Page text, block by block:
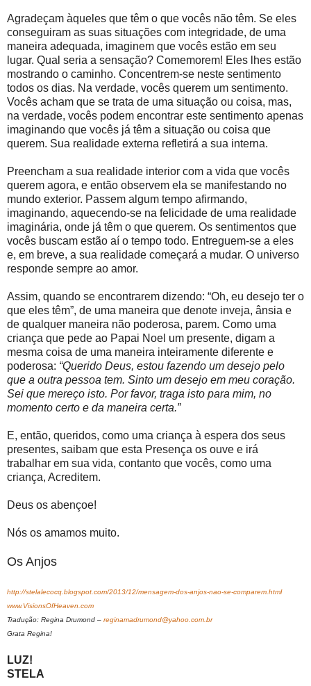
Agradeçam àqueles que têm o que vocês não têm. Se eles
conseguiram as suas situações com integridade, de uma
maneira adequada, imaginem que vocês estão em seu
lugar. Qual seria a sensação? Comemorem! Eles lhes estão
mostrando o caminho. Concentrem-se neste sentimento
todos os dias. Na verdade, vocês querem um sentimento.
Vocês acham que se trata de uma situação ou coisa, mas,
na verdade, vocês podem encontrar este sentimento apenas
imaginando que vocês já têm a situação ou coisa que
querem. Sua realidade externa refletirá a sua interna.
Preencham a sua realidade interior com a vida que vocês
querem agora, e então observem ela se manifestando no
mundo exterior. Passem algum tempo afirmando,
imaginando, aquecendo-se na felicidade de uma realidade
imaginária, onde já têm o que querem. Os sentimentos que
vocês buscam estão aí o tempo todo. Entreguem-se a eles
e, em breve, a sua realidade começará a mudar. O universo
responde sempre ao amor.
Assim, quando se encontrarem dizendo: “Oh, eu desejo ter o
que eles têm”, de uma maneira que denote inveja, ânsia e
de qualquer maneira não poderosa, parem. Como uma
criança que pede ao Papai Noel um presente, digam a
mesma coisa de uma maneira inteiramente diferente e
poderosa: “Querido Deus, estou fazendo um desejo pelo
que a outra pessoa tem. Sinto um desejo em meu coração.
Sei que mereço isto. Por favor, traga isto para mim, no
momento certo e da maneira certa.”
E, então, queridos, como uma criança à espera dos seus
presentes, saibam que esta Presença os ouve e irá
trabalhar em sua vida, contanto que vocês, como uma
criança, Acreditem.
Deus os abençoe!
Nós os amamos muito.
Os Anjos
http://stelalecocq.blogspot.com/2013/12/mensagem-dos-anjos-nao-se-comparem.html
www.VisionsOfHeaven.com
Tradução: Regina Drumond – reginamadrumond@yahoo.com.br
Grata Regina!
LUZ!
STELA